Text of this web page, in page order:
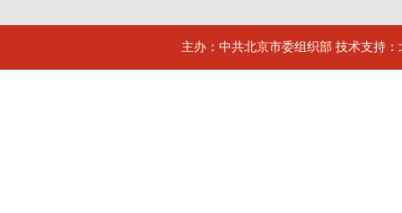
主办：中共北京市委组织部 技术支持